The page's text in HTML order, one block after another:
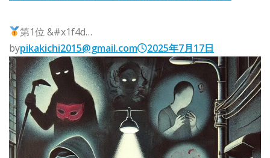
第1位 &#x1f4d…
bypikakichi2015@gmail.com 2025年7月17日